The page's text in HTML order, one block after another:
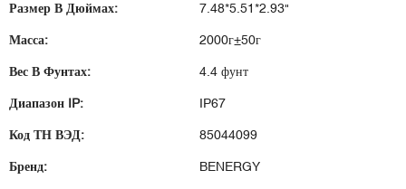
Размер В Дюймах: 7.48*5.51*2.93"
Масса: 2000г±50г
Вес В Фунтах: 4.4 фунт
Диапазон IP: IP67
Код ТН ВЭД: 85044099
Бренд: BENERGY